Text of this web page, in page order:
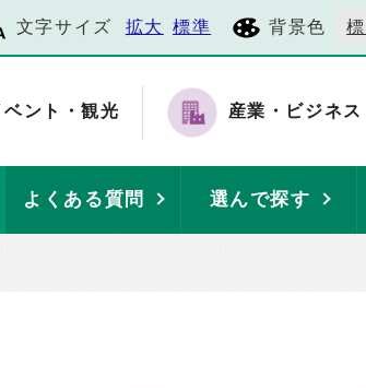
文字サイズ 拡大 標準 背景色
ベント・観光 産業・ビジネス
よくある質問 選んで探す